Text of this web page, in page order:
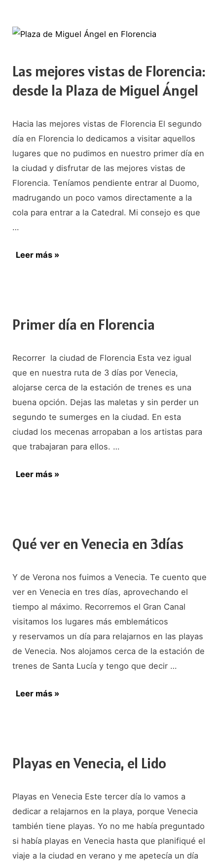
días
Las mejores vistas de Florencia:
desde la Plaza de Miguel Ángel
Hacia las mejores vistas de Florencia El segundo
día en Florencia lo dedicamos a visitar aquellos
lugares que no pudimos en nuestro primer día en
la ciudad y disfrutar de las mejores vistas de
Florencia. Teníamos pendiente entrar al Duomo,
madrugando un poco vamos directamente a la
cola para entrar a la Catedral. Mi consejo es que
…
Las
desde
Plaza
de
Miguel
Ángel
Leer más »
Primer día en Florencia
Recorrer la ciudad de Florencia Esta vez igual
que en nuestra ruta de 3 días por Venecia,
alojarse cerca de la estación de trenes es una
buena opción. Dejas las maletas y sin perder un
segundo te sumerges en la ciudad. En esta
ciudad los mecenas arropaban a los artistas para
que trabajaran para ellos. …
Primer
Leer más »
Qué ver en Venecia en 3días
Y de Verona nos fuimos a Venecia. Te cuento que
ver en Venecia en tres días, aprovechando el
tiempo al máximo. Recorremos el Gran Canal
visitamos los lugares más emblemáticos
y reservamos un día para relajarnos en las playas
de Venecia. Nos alojamos cerca de la estación de
trenes de Santa Lucía y tengo que decir …
Qué
3días
Leer más »
Playas en Venecia, el Lido
Playas en Venecia Este tercer día lo vamos a
dedicar a relajarnos en la playa, porque Venecia
también tiene playas. Yo no me había preguntado
si había playas en Venecia hasta que planifiqué el
viaje a la ciudad en verano y me apetecía un día